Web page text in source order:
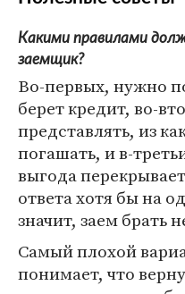
Какими правилами
заемщик?
Во-первых, нужно
берет кредит, во-
представлять, из
погашать, и в-
выгода
ответа хотя бы на
значит, заем брать
Самый плохой
понимает, что